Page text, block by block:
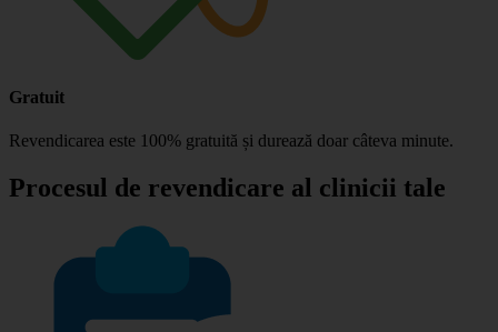
Gratuit
Revendicarea este 100% gratuită și durează doar câteva minute.
Procesul de revendicare al clinicii tale